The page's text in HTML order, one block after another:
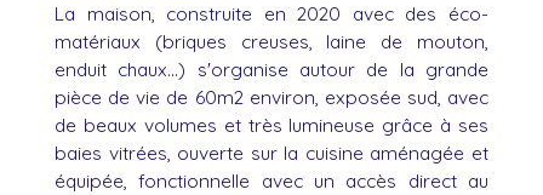
La maison, construite en 2020 avec des éco-
matériaux (briques creuses, laine de mouton,
enduit chaux...) s'organise autour de la grande
pièce de vie de 60m2 environ, exposée sud, avec
de beaux volumes et très lumineuse grâce à ses
baies vitrées, ouverte sur la cuisine aménagée et
équipée, fonctionnelle avec un accès direct au